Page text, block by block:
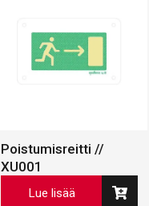
Poistumisreitti //
XU001
Lue lisää